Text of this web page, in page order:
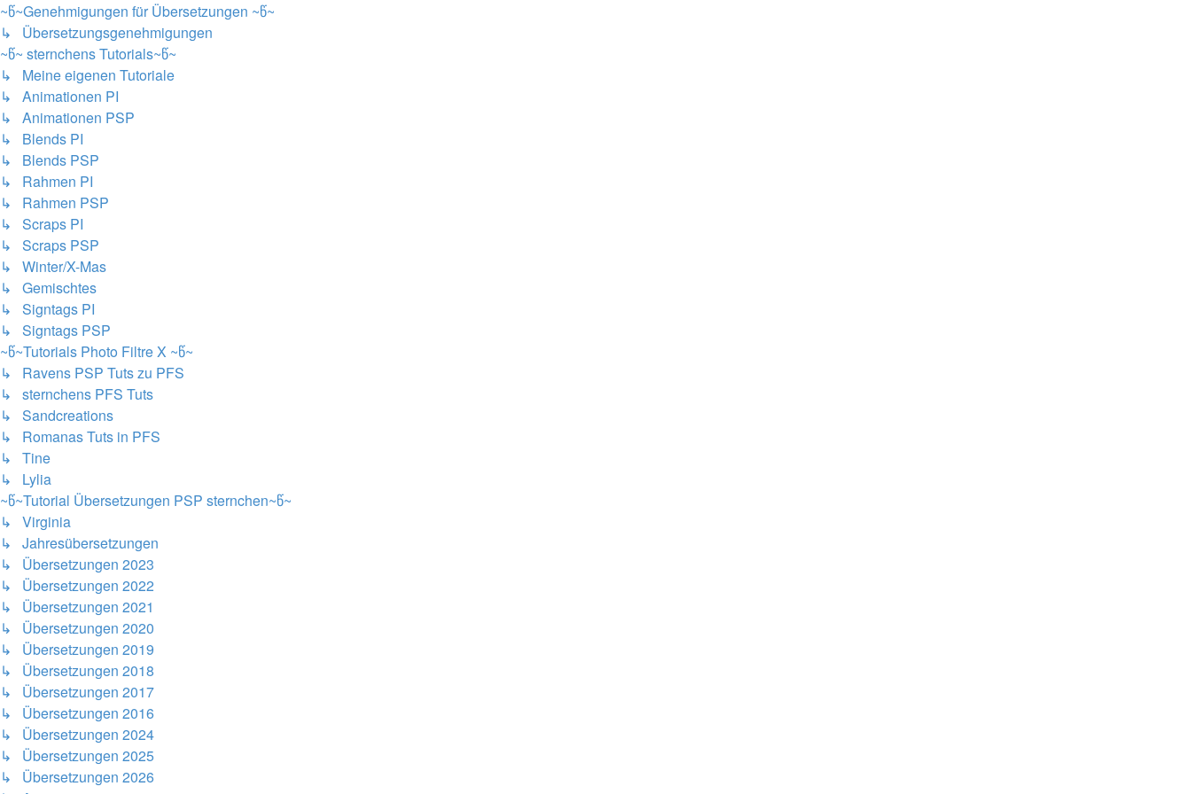
~წ~Genehmigungen für Übersetzungen ~წ~
↳ Übersetzungsgenehmigungen
~წ~ sternchens Tutorials~წ~
↳ Meine eigenen Tutoriale
↳ Animationen PI
↳ Animationen PSP
↳ Blends PI
↳ Blends PSP
↳ Rahmen PI
↳ Rahmen PSP
↳ Scraps PI
↳ Scraps PSP
↳ Winter/X-Mas
↳ Gemischtes
↳ Signtags PI
↳ Signtags PSP
~წ~Tutorials Photo Filtre X ~წ~
↳ Ravens PSP Tuts zu PFS
↳ sternchens PFS Tuts
↳ Sandcreations
↳ Romanas Tuts in PFS
↳ Tine
↳ Lylia
~წ~Tutorial Übersetzungen PSP sternchen~წ~
↳ Virginia
↳ Jahresübersetzungen
↳ Übersetzungen 2023
↳ Übersetzungen 2022
↳ Übersetzungen 2021
↳ Übersetzungen 2020
↳ Übersetzungen 2019
↳ Übersetzungen 2018
↳ Übersetzungen 2017
↳ Übersetzungen 2016
↳ Übersetzungen 2024
↳ Übersetzungen 2025
↳ Übersetzungen 2026